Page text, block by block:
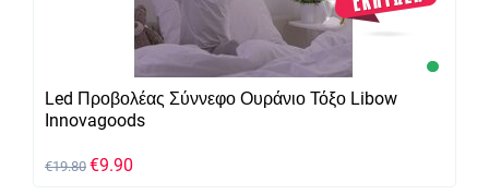
Led Προβολέας Σύννεφο Ουράνιο Τόξο Libow
Innovagoods
€19.80 €9.90